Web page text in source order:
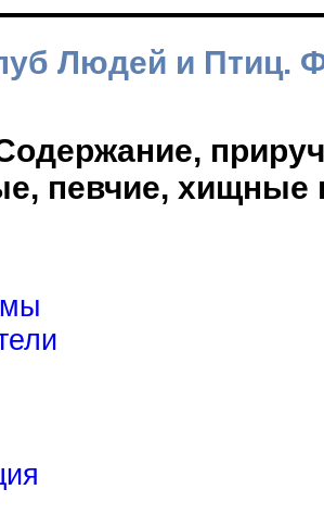
Людей и Птиц.
певчие, хищные